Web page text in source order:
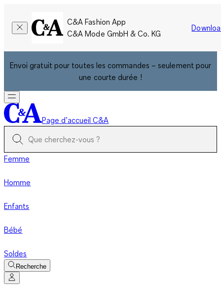
C&A Fashion App
C&A Mode GmbH & Co. KG
Envoi gratuit pour toutes les commandes – seulement pour
une courte durée !
Page d’accueil C&A
Femme
Homme
Enfants
Bébé
Soldes
Recherche